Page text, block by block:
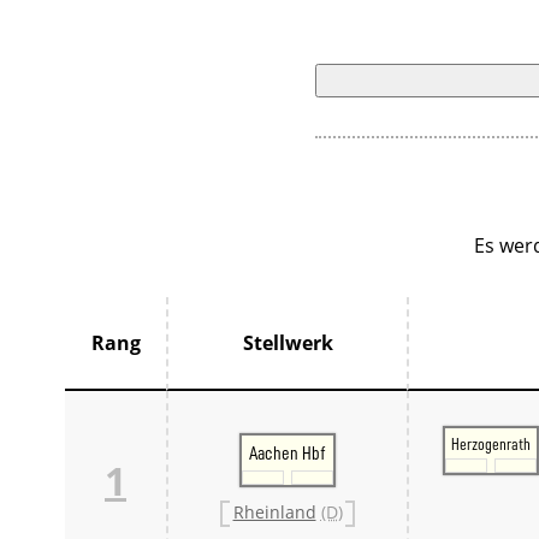
Es
Rang Stellwerk
1
Aachen Hbf
Rheinland (D)
Herzogenrath